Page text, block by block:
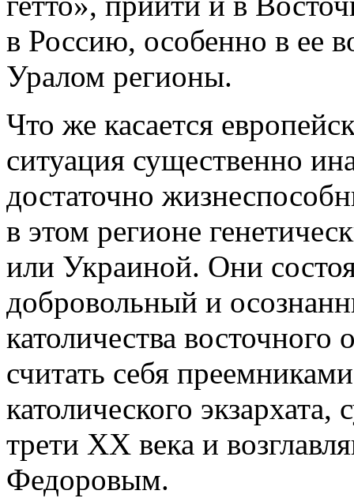
в Россию, особенно в ее
Уралом регионы.
Что же касается
ситуация существенно
достаточно
в этом регионе
или Украиной. Они
добровольный и
католичества
считать себя
католического
трети XX века и
Федоровым.